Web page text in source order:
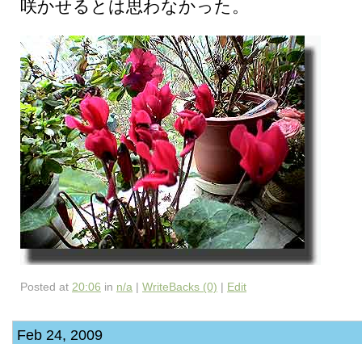
咲かせるとは思わなかった。
Posted at 20:06 in n/a | WriteBacks (0) | Edit
Feb 24, 2009